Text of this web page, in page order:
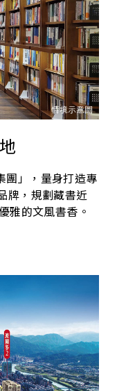
團」，量身打造專
牌，規劃藏書近
雅的文風書香。